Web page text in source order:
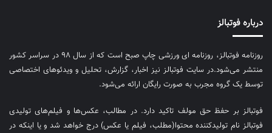
درباره فوتبالز
روزنامه فوتبالز، روزنامه ای ورزشی چاپ صبح است که از سال ۹۸ در سراسر کشور
منتشر می‌شود.در سایت فوتبالز نیز اخبار، گزارش، تحلیل و ویدئوهای اختصاصی
توسط یک گروه مجرب به صورت رایگان ارائه می‌شود.
فوتبالز بر حفظ حق مولف تاکید دارد. در مطالب، عکس‌ها و فیلم‌های تولیدی
فوتبالز نام تولیدکننده محتوا(مطلب، فیلم یا عکس) درج خواهد شد و یا اینکه در